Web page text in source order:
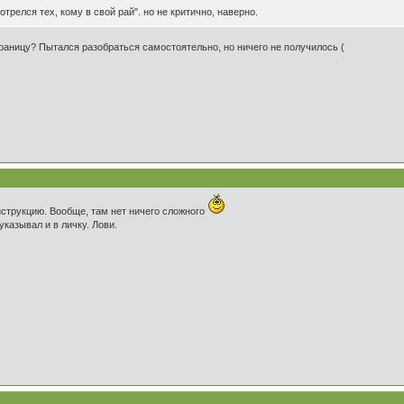
тех, кому в свой рай". но не критично, наверно.
Пытался разобраться самостоятельно, но ничего не получилось (
Вообще, там нет ничего сложного
и в личку. Лови.